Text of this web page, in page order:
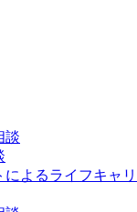
談
よるライフキャ